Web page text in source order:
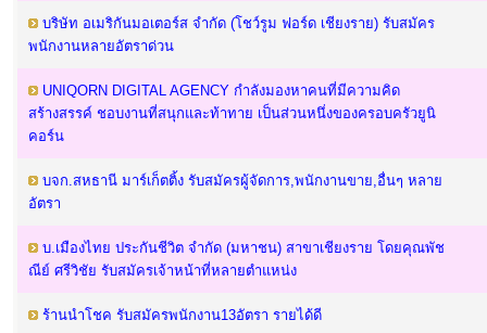
บริษัท อเมริกันมอเตอร์ส จำกัด (โชว์รูม ฟอร์ด เชียงราย) รับสมัคร
พนักงานหลายอัตราด่วน
UNIQORN DIGITAL AGENCY กำลังมองหาคนที่มีความคิด
สร้างสรรค์ ชอบงานที่สนุกและท้าทาย เป็นส่วนหนึ่งของครอบครัวยูนิ
คอร์น
บจก.สหธานี มาร์เก็ตติ้ง รับสมัครผู้จัดการ,พนักงานขาย,อื่นๆ หลาย
อัตรา
บ.เมืองไทย ประกันชีวิต จำกัด (มหาชน) สาขาเชียงราย โดยคุณพัช
ณีย์ ศรีวิชัย รับสมัครเจ้าหน้าที่หลายตำแหน่ง
ร้านนำโชค รับสมัครพนักงาน13อัตรา รายได้ดี